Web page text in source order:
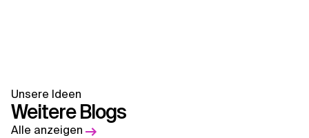
Unsere Ideen
Weitere Blogs
Alle anzeigen